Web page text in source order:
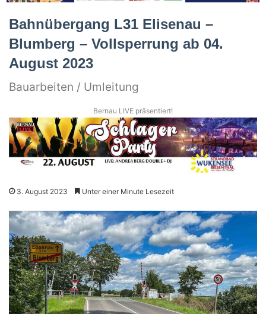
Bahnübergang L31 Elisenau –
Blumberg – Vollsperrung ab 04.
August 2023
Bauarbeiten / Umleitung
Bernau LIVE präsentiert!
3. August 2023 Unter einer Minute Lesezeit